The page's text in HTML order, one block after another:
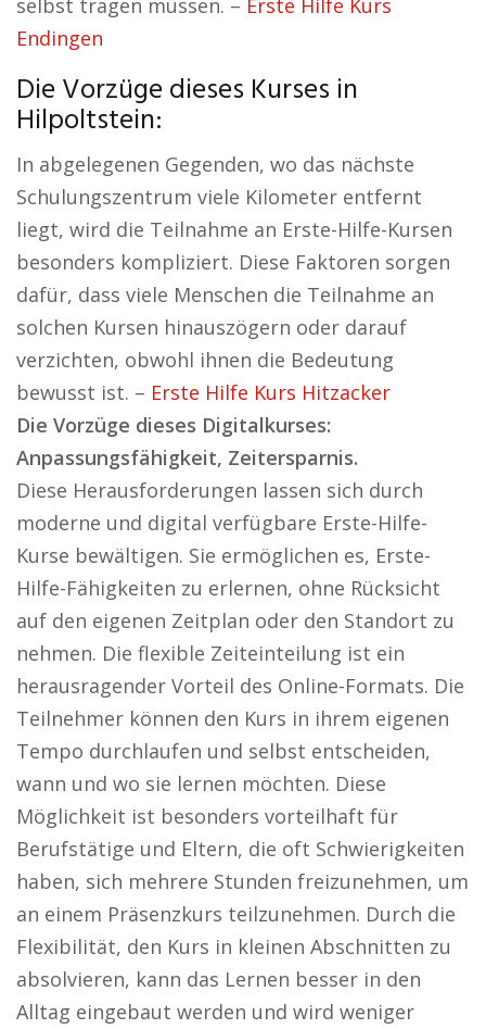
Endingen
Die Vorzüge dieses Kurses in
Hilpoltstein:
In abgelegenen Gegenden, wo das nächste
Schulungszentrum viele Kilometer entfernt
liegt, wird die Teilnahme an Erste-Hilfe-Kursen
besonders kompliziert. Diese Faktoren sorgen
dafür, dass viele Menschen die Teilnahme an
solchen Kursen hinauszögern oder darauf
verzichten, obwohl ihnen die Bedeutung
bewusst ist. – Erste Hilfe Kurs Hitzacker
Die Vorzüge dieses Digitalkurses:
Anpassungsfähigkeit, Zeitersparnis.
Diese Herausforderungen lassen sich durch
moderne und digital verfügbare Erste-Hilfe-
Kurse bewältigen. Sie ermöglichen es, Erste-
Hilfe-Fähigkeiten zu erlernen, ohne Rücksicht
auf den eigenen Zeitplan oder den Standort zu
nehmen. Die flexible Zeiteinteilung ist ein
herausragender Vorteil des Online-Formats. Die
Teilnehmer können den Kurs in ihrem eigenen
Tempo durchlaufen und selbst entscheiden,
wann und wo sie lernen möchten. Diese
Möglichkeit ist besonders vorteilhaft für
Berufstätige und Eltern, die oft Schwierigkeiten
haben, sich mehrere Stunden freizunehmen, um
an einem Präsenzkurs teilzunehmen. Durch die
Flexibilität, den Kurs in kleinen Abschnitten zu
absolvieren, kann das Lernen besser in den
Alltag eingebaut werden und wird weniger